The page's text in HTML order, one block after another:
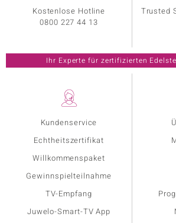
Kundenservice
Echtheitszertifikat
Willkommenspaket
Gewinnspielteilnahme
TV-Empfang
Juwelo-Smart-TV App
Kostenlose Hotline
0800 227 44 13
Trusted
Ihr Experte für zertifizierten